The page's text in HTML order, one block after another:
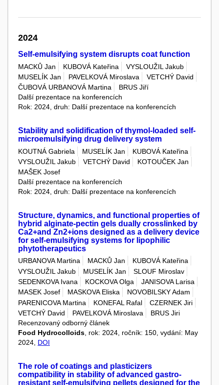
2024
Self-emulsifying system disrupts coat function
MACKŮ Jan KUBOVÁ Kateřina
VYSLOUŽIL Jakub
MUSELÍK Jan
PAVELKOVÁ Miroslava
VETCHÝ David
ČUBOVÁ URBANOVÁ Martina
BRUS Jiří
Další prezentace na konferencích
Rok: 2024, druh: Další prezentace na konferencích
Stability and solidification of thymol-loaded self-
microemulsifying drug delivery system
KOUTNÁ Gabriela MUSELÍK Jan
KUBOVÁ Kateřina
VYSLOUŽIL Jakub
VETCHÝ David
KOTOUČEK Jan
MAŠEK Josef
Další prezentace na konferencích
Rok: 2024, druh: Další prezentace na konferencích
Structure, dynamics, and functional properties of
hybrid alginate-pectin gels dually crosslinked by
Ca2+and Zn2+ions designed as a delivery device
for self-emulsifying systems for lipophilic
phytotherapeutics
URBANOVA Martina MACKŮ Jan
KUBOVÁ Kateřina
VYSLOUŽIL Jakub
MUSELÍK Jan
SLOUF Miroslav
SEDENKOVA Ivana
KOCKOVA Olga
JANISOVA Larisa
MASEK Josef
MASKOVA Eliska
NOVOBILSKY Adam
PARENICOVA Martina
KONEFAL Rafal
CZERNEK Jiri
VETCHÝ David
PAVELKOVÁ Miroslava
BRUS Jiri
Recenzovaný odborný článek
Food Hydrocolloids , rok: 2024, ročník: 150, vydání: May
2024, DOI
The role of coatings and plasticizers
compatibility in stability of advanced gastro-
resistant self-emulsifying pellets designed for the